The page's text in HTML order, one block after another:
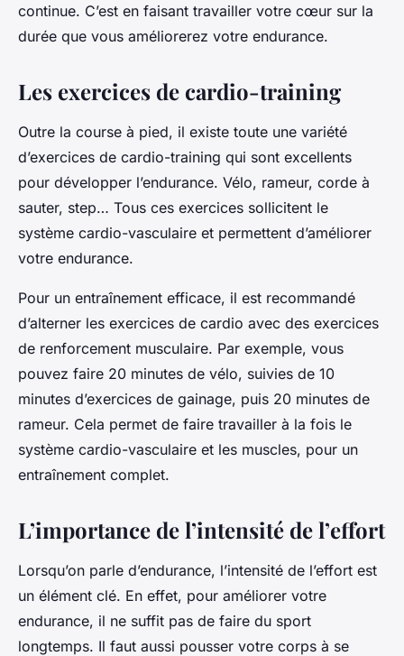
continue. C’est en faisant travailler votre cœur sur la
durée que vous améliorerez votre endurance.
Les exercices de cardio-training
Outre la course à pied, il existe toute une variété
d’exercices de cardio-training qui sont excellents
pour développer l’endurance. Vélo, rameur, corde à
sauter, step… Tous ces exercices sollicitent le
système cardio-vasculaire et permettent d’améliorer
votre endurance.
Pour un entraînement efficace, il est recommandé
d’alterner les exercices de cardio avec des exercices
de renforcement musculaire. Par exemple, vous
pouvez faire 20 minutes de vélo, suivies de 10
minutes d’exercices de gainage, puis 20 minutes de
rameur. Cela permet de faire travailler à la fois le
système cardio-vasculaire et les muscles, pour un
entraînement complet.
L’importance de l’intensité de l’effort
Lorsqu’on parle d’endurance, l’intensité de l’effort est
un élément clé. En effet, pour améliorer votre
endurance, il ne suffit pas de faire du sport
longtemps. Il faut aussi pousser votre corps à se